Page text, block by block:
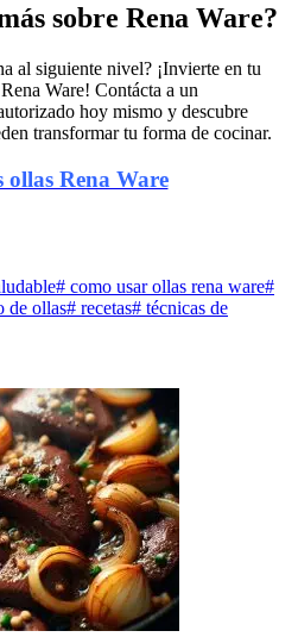
sobre Rena Ware?
al siguiente nivel? ¡Invierte en tu
Ware! Contácta a un
hoy mismo y descubre
transformar tu forma de cocinar.
ollas Rena Ware
# como usar ollas rena ware#
de ollas# recetas# técnicas de